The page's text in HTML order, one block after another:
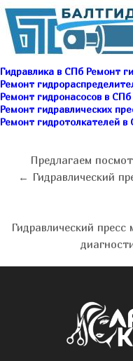
Гидравлика в СПб Ремонт
Ремонт
Ремонт гидронасосов в СПб
Ремонт гидравлических
Ремонт гидротолкателей в
Предлагаем
← Гидравлический
Гидравлический